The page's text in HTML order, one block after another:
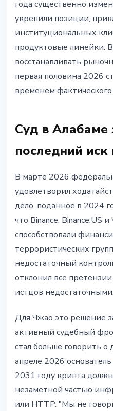
года существенно
укрепили позиции,
институциональных
продуктовые линейки.
восстанавливать
первая половина 2026
временем фактического
Суд в Алабаме
последний
В марте 2026
удовлетворил
дело, поданное в 2024
что Binance, Binance.US
способствовали
террористических
недостаточный
отклонил все
истцов недостаточными.
Для Чжао это решение
активный судебный
стал больше говорить о
апреле 2026 основатель
2031 году крипта
незаметной частью
или HTTP. "Мы не